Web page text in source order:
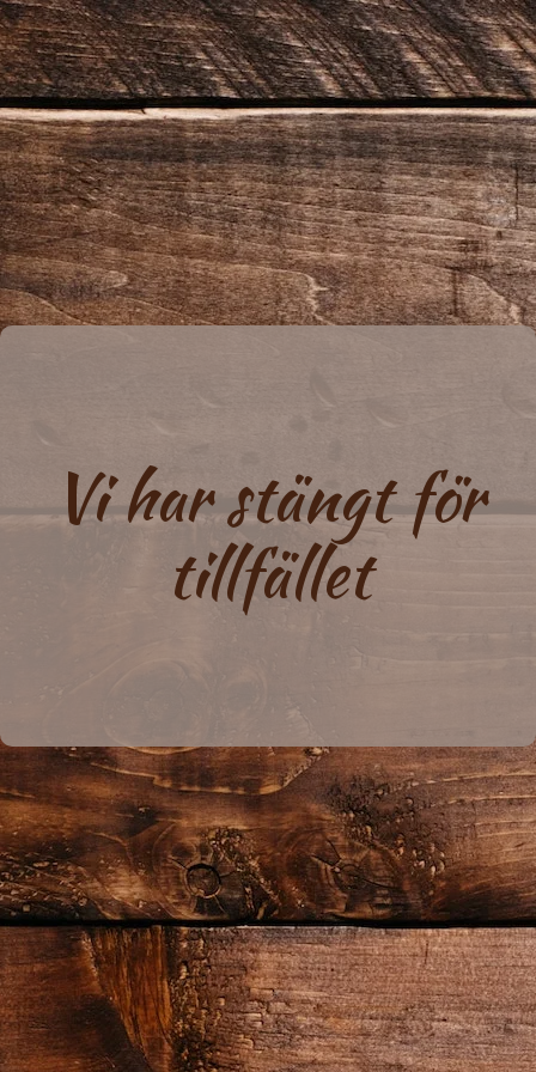
Vi har stängt för
tillfället